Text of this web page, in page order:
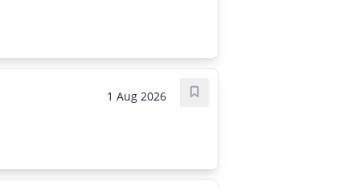
1 Aug 2026 Save job